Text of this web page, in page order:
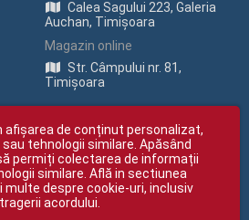
Calea Sagului 223, Galeria
Auchan, Timișoara
Magazin online
Str. Câmpului nr. 81,
Timișoara
drepturile rezervate
SRL (CUI RO 15651694, Nr. Reg. Com.
afișarea de conținut personalizat,
tehnologii similare. Apăsând
permiți colectarea de informații
similare. Află in sectiunea
multe despre cookie-uri, inclusiv
acordului.